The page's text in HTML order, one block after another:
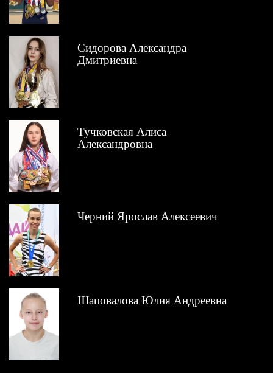
Сидорова Александра
Дмитриевна
Тучковская Алиса
Александровна
Черний Ярослав Алексеевич
Шаповалова Юлия Андреевна